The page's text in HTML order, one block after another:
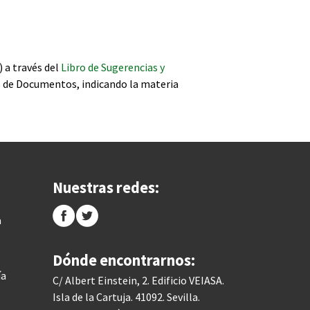
a través del Libro de Sugerencias y
Documentos, indicando la materia
Nuestras redes:
Dónde encontrarnos:
C/ Albert Einstein, 2. Edificio VEIASA.
Isla de la Cartuja. 41092. Sevilla.